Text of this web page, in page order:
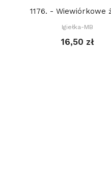
Igiełka-MB
16,50 zł